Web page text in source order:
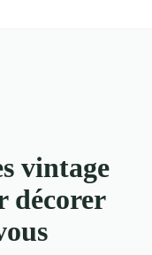
vintage
décorer